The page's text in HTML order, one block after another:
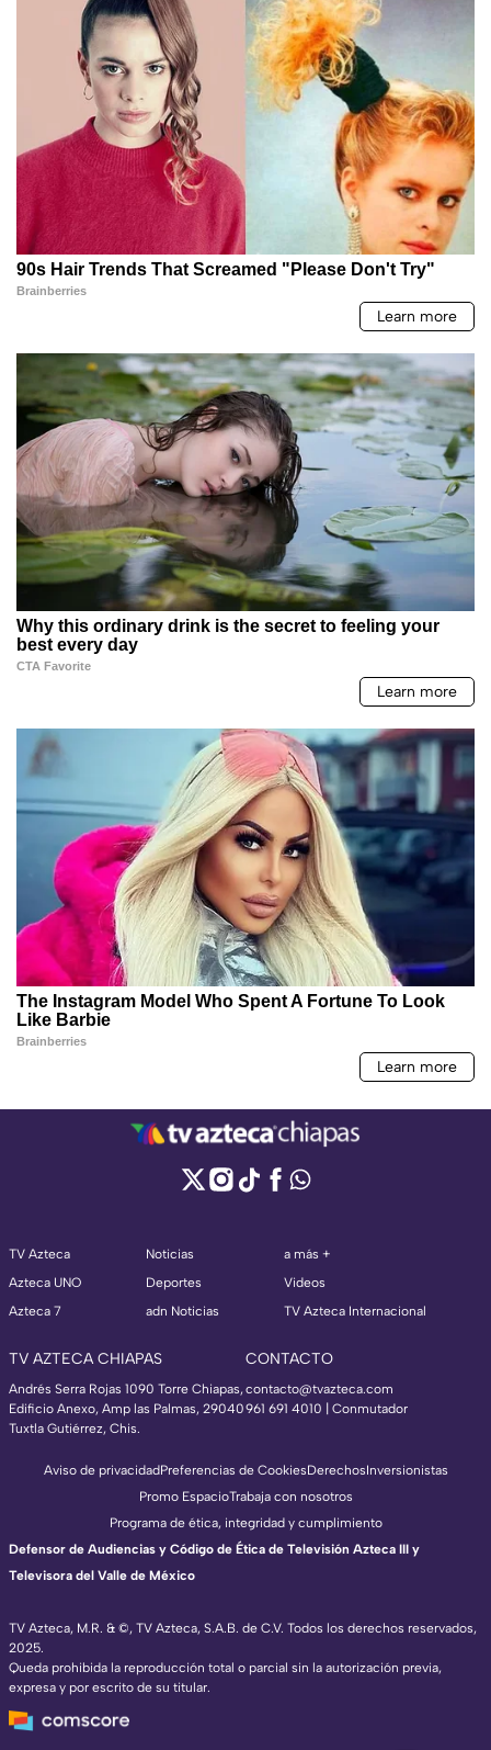
TV Azteca
Azteca UNO
Azteca 7
Noticias
Deportes
adn Noticias
a más +
Videos
TV Azteca Internacional
TV AZTECA CHIAPAS
Andrés Serra Rojas 1090 Torre Chiapas,
Edificio Anexo, Amp las Palmas, 29040
Tuxtla Gutiérrez, Chis.
CONTACTO
contacto@tvazteca.com
961 691 4010 | Conmutador
TV Azteca, M.R. & ©, TV Azteca, S.A.B. de C.V. Todos los derechos reservados,
2025.
Queda prohibida la reproducción total o parcial sin la autorización previa,
expresa y por escrito de su titular.
Aviso de privacidadPreferencias de CookiesDerechosInversionistas
Promo EspacioTrabaja con nosotros
Programa de ética, integridad y cumplimiento
Defensor de Audiencias y Código de Ética de Televisión Azteca III y
Televisora del Valle de México